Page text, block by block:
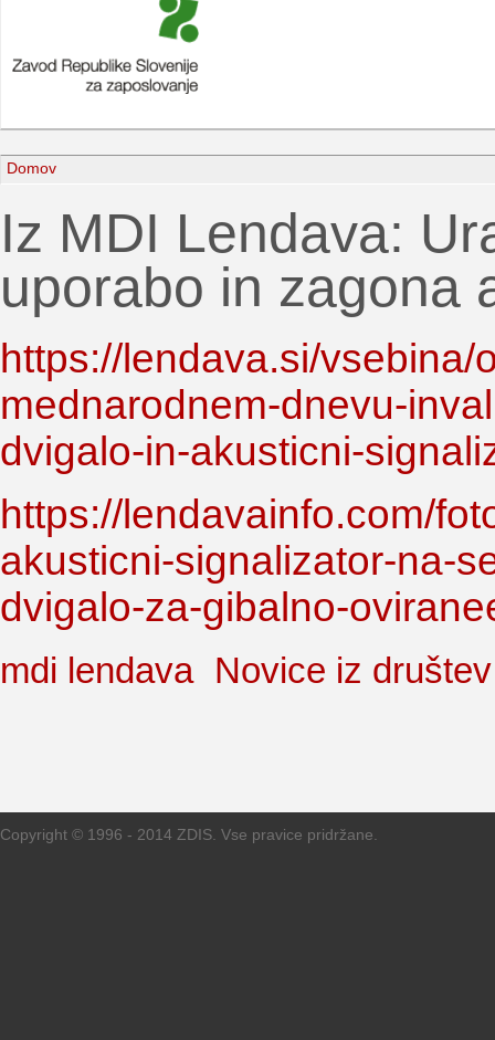
Domov
Iz MDI Lendava:
uporabo in zagona
https://lendava.si/vsebina/
mednarodnem-dnevu-
dvigalo-in-akusticni-
https://lendavainfo.com/
akusticni-signalizator-na-
dvigalo-za-gibalno-
mdi lendava Novice iz društev
Copyright © 1996 - 2014 ZDIS. Vse pravice pridržane.